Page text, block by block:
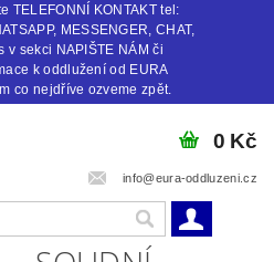
TELEFONNÍ KONTAKT tel:
MESSENGER, CHAT,
v sekci NAPIŠTE NÁM či
k oddlužení od EURA
co nejdříve ozveme zpět.
info@eura-oddluzeni.cz
0 Kč